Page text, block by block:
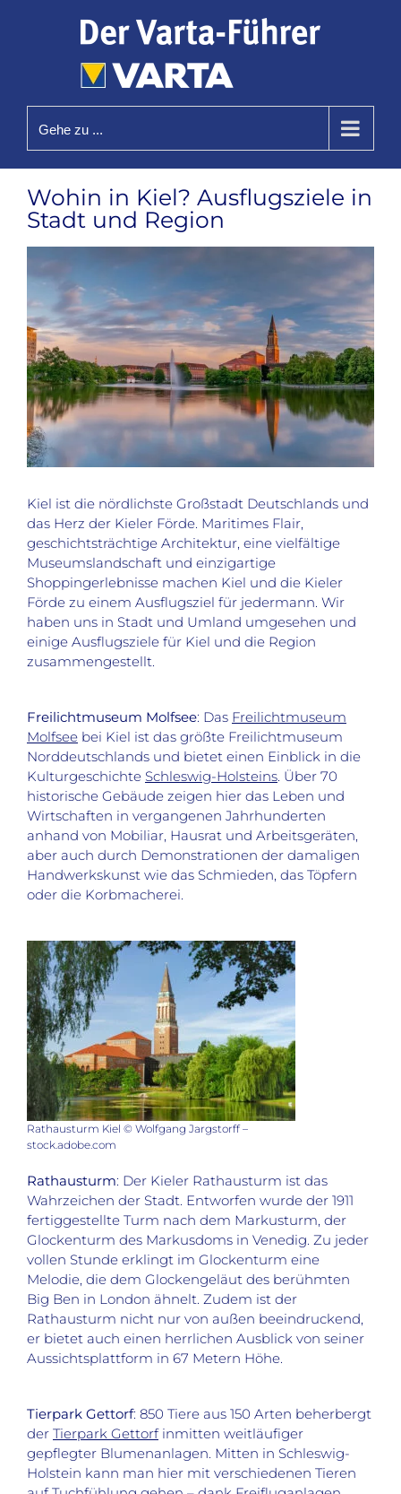
Gehe zu ...
Wohin in Kiel? Ausflugsziele in
Stadt und Region
grösseres
Kiel ist die nördlichste Großstadt Deutschlands und
das Herz der Kieler Förde. Maritimes Flair,
geschichtsträchtige Architektur, eine vielfältige
Museumslandschaft und einzigartige
Shoppingerlebnisse machen Kiel und die Kieler
Förde zu einem Ausflugsziel für jedermann. Wir
haben uns in Stadt und Umland umgesehen und
einige Ausflugsziele für Kiel und die Region
zusammengestellt.
Freilichtmuseum Molfsee: Das Freilichtmuseum
Molfseebei Kiel ist das größte Freilichtmuseum
Norddeutschlands und bietet einen Einblick in die
Kulturgeschichte Schleswig-Holsteins. Über 70
historische Gebäude zeigen hier das Leben und
Wirtschaften in vergangenen Jahrhunderten
anhand von Mobiliar, Hausrat und Arbeitsgeräten,
aber auch durch Demonstrationen der damaligen
Handwerkskunst wie das Schmieden, das Töpfern
oder die Korbmacherei.
Rathausturm Kiel © Wolfgang Jargstorff –
stock.adobe.com
Rathausturm: Der Kieler Rathausturm ist das
Wahrzeichen der Stadt. Entworfen wurde der 1911
fertiggestellte Turm nach dem Markusturm, der
Glockenturm des Markusdoms in Venedig. Zu jeder
vollen Stunde erklingt im Glockenturm eine
Melodie, die dem Glockengeläut des berühmten
Big Ben in London ähnelt. Zudem ist der
Rathausturm nicht nur von außen beeindruckend,
er bietet auch einen herrlichen Ausblick von seiner
Aussichtsplattform in 67 Metern Höhe.
Tierpark Gettorf: 850 Tiere aus 150 Arten beherbergt
der Tierpark Gettorfinmitten weitläufiger
gepflegter Blumenanlagen. Mitten in Schleswig-
Holstein kann man hier mit verschiedenen Tieren